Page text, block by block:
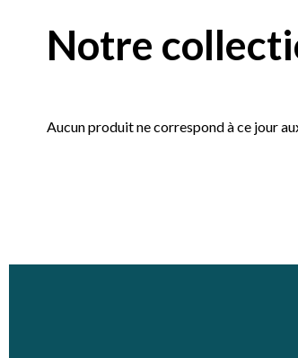
Notre
Aucun produit ne correspond à ce jour